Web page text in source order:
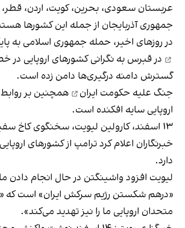
عربستان سعودی، بحرین، کویت، اردن،
جمهوری آذربایجان از جمله این کشورها
در روزهای اخیر، حمله جمهوری اسلامی به
در قبرس به نگرانی کشورهای اروپایی
گسترش دامنه درگیری‌ها دامن زده است.
جنگ علیه حکومت ایران
همچنین بر روابط
اروپایی سایه افکنده است.
۱۳ اسفند، کارولین لیویت، سخنگوی کاخ
خبرنگاران اعلام کرد ترامپ از کشورهای
دارد.
لیویت افزود واشینگتن در حال انجام دادن
«درهم شکستن رژیم سرکش ایران» است که
متحدان اروپایی ما را نیز تهدید می‌کند».